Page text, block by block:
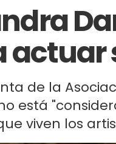
actuar
de la
está
viven los